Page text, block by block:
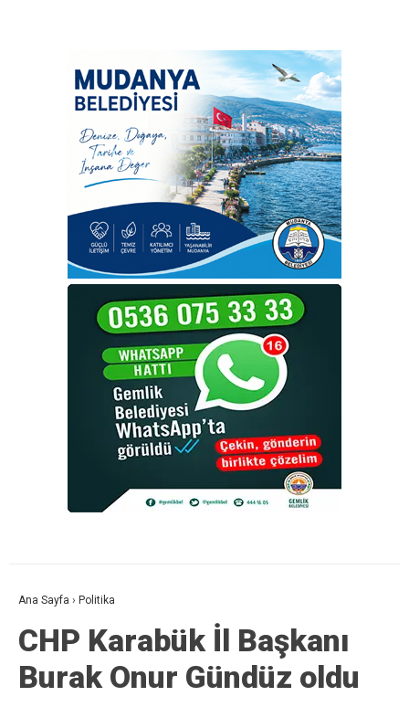
Ana Sayfa › Politika
CHP Karabük İl Başkanı
Burak Onur Gündüz oldu